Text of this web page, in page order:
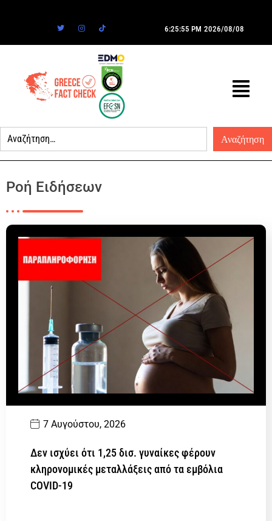
6:25:55 PM 2026/08/08
Ροή Ειδήσεων
7 Αυγούστου, 2026
Δεν ισχύει ότι 1,25 δισ. γυναίκες φέρουν
κληρονομικές μεταλλάξεις από τα εμβόλια
COVID-19